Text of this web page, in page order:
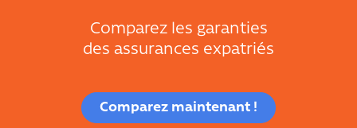
Comparez les garanties
des assurances expatriés
Comparez maintenant !